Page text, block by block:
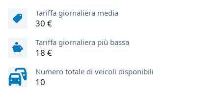
Tariffa giornaliera media
30 €
Tariffa giornaliera più bassa
18 €
Numero totale di veicoli disponibili
10